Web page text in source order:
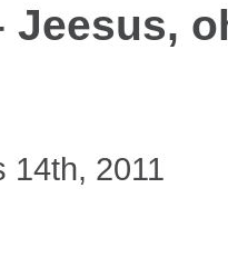
Jeesus,
14th, 2011